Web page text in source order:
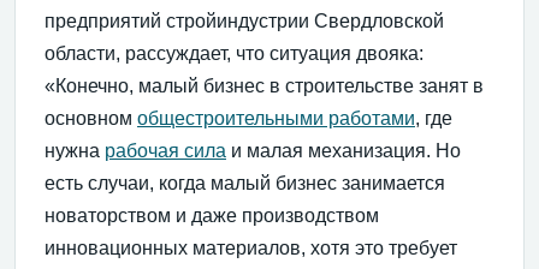
предприятий стройиндустрии Свердловской
области, рассуждает, что ситуация двояка:
«Конечно, малый бизнес в строительстве занят в
основном общестроительными работами, где
нужна рабочая сила и малая механизация. Но
есть случаи, когда малый бизнес занимается
новаторством и даже производством
инновационных материалов, хотя это требует